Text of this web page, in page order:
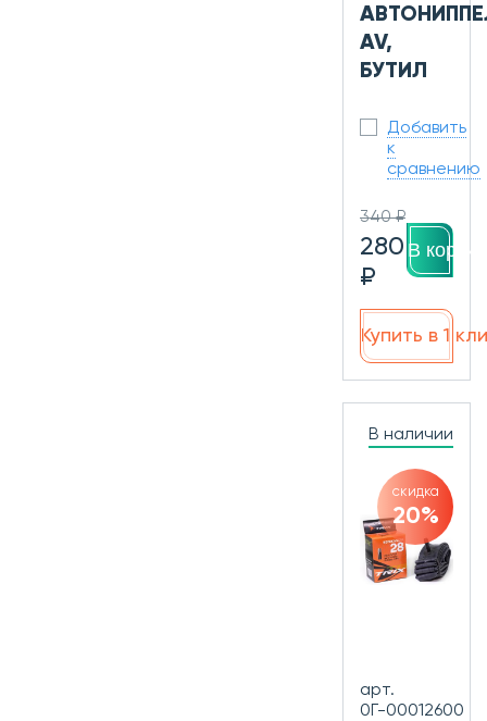
AV,
БУТИЛ
Добавить
к
сравнению
340 ₽
280
₽
В
Купить в 1
В наличии
скидка
20%
арт.
0Г-00012600